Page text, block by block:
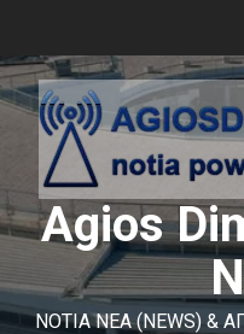
Agios
ΝΟΤΙΑ ΝΕΑ (NEWS) &